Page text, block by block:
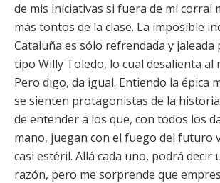
de mis iniciativas si fuera de mi corral
más tontos de la clase. La imposible
Cataluña es sólo refrendada y jaleada
tipo Willy Toledo, lo cual desalienta al
Pero digo, da igual. Entiendo la épica
se sienten protagonistas de la
de entender a los que, con todos los
mano, juegan con el fuego del futuro
casi estéril. Allá cada uno, podrá decir
razón, pero me sorprende que